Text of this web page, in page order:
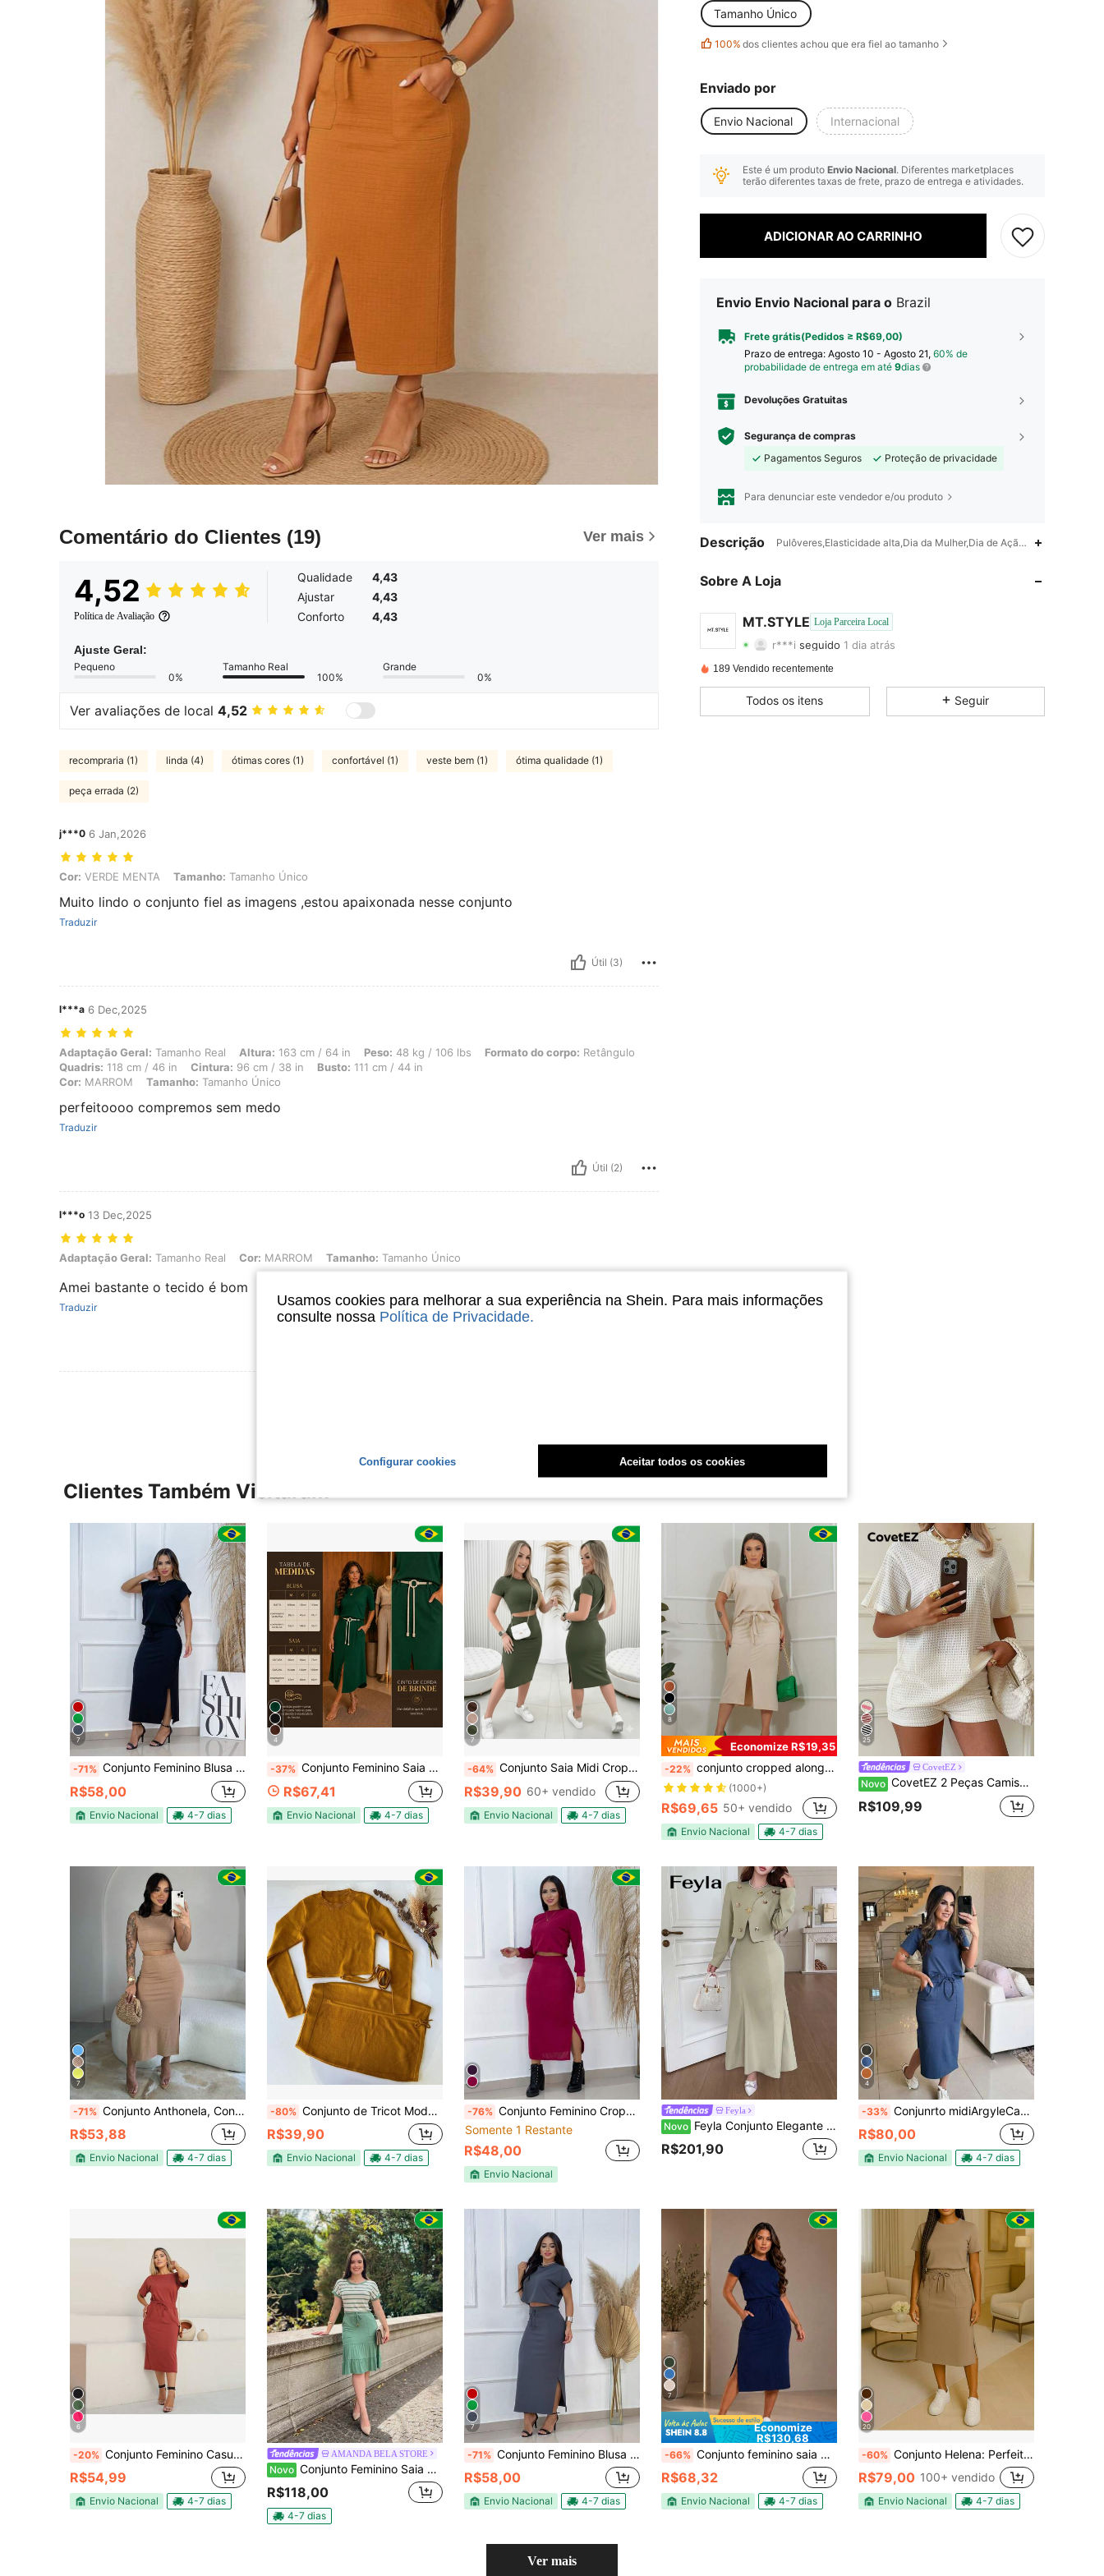
Comentário do Clientes (19) Ver mais
4,52
Política de Avaliação
Qualidade
4,43
Ajustar
4,43
Conforto
4,43
Ajuste Geral:
Pequeno
0%
Tamanho Real
100%
Grande
0%
Ver avaliações de local 4,52
recompraria (1) linda (4) ótimas cores (1) confortável (1) veste bem (1) ótima qualidade (1)
peça errada (2)
j***0 6 Jan,2026
Cor: VERDE MENTA, Tamanho: Tamanho Único
Cor: VERDE MENTA Tamanho: Tamanho Único
Muito lindo o conjunto fiel as imagens ,estou apaixonada nesse conjunto
Traduzir
Útil (3)
l***a 6 Dec,2025
Adaptação Geral: Tamanho Real, Altura: 163 cm / 64 in, Peso: 48 kg / 106 lbs, Formato do corpo: Retângulo, Quadris: 118 cm / 46 in, Cintura: 96 cm / 38 in, Busto: 111 cm / 44 in, Cor: MARROM, Tamanho: Tamanho Único
Adaptação Geral: Tamanho Real Altura: 163 cm / 64 in Peso: 48 kg / 106 lbs Formato do corpo: Retângulo
Quadris: 118 cm / 46 in Cintura: 96 cm / 38 in Busto: 111 cm / 44 in
Cor: MARROM Tamanho: Tamanho Único
perfeitoooo compremos sem medo
Traduzir
Útil (2)
l***o 13 Dec,2025
Adaptação Geral: Tamanho Real, Cor: MARROM, Tamanho: Tamanho Único
Adaptação Geral: Tamanho Real Cor: MARROM Tamanho: Tamanho Único
Amei bastante o tecido é bom
Traduzir
Tamanho Único
100% dos clientes achou que era fiel ao tamanho
Enviado por
Envio Nacional Internacional
Este é um produto Envio Nacional. Diferentes marketplaces
terão diferentes taxas de frete, prazo de entrega e atividades.
ADICIONAR AO CARRINHO
Envio Envio Nacional para o Brazil
Frete grátis(Pedidos ≥ R$69,00)
Prazo de entrega: Agosto 10 - Agosto 21, 60% de
probabilidade de entrega em até 9dias
Devoluções Gratuitas
Segurança de compras
Pagamentos Seguros
Proteção de privacidade
Para denunciar este vendedor e/ou produto
Descrição Pulôveres,Elasticidade alta,Dia da Mulher,Dia de Ação de Graças,Natal
Sobre A Loja
MT.STYLE Loja Parceira Local
4,85 12 436
4,85
12
seguido1 dia atrás
4,85 Classificação 12Itens
4,85 12 436
189 Vendido recentemente
Todos os itens Seguir
Clientes Também Visitaram
7
-71% Conjunto Feminino Blusa Cropped e Saia Long
R$58,00
Envio Nacional 4-7 dias
4
-37% Conjunto Feminino Saia Midi Com Recorte e Blusa Meia Manga
R$67,41
Envio Nacional 4-7 dias
7
-64% Conjunto Saia Midi Cropped Canelado Com Fenda Lateral Conforto Estilo Feminina Blusa Moda Blogueira Manga Curta
R$39,90 60+ vendido
Envio Nacional 4-7 dias
8
Economize R$19,35
-22% conjunto cropped alongado despojado feminino + saia midi com fenda frontal moletinho para trabalho ou passeio
(1000+)
R$69,65 50+ vendido
Envio Nacional 4-7 dias
25
CovetEZ
Novo CovetEZ 2 Peças Camiseta Feminina Solta com Gola Redonda Listrada e Calça Listrada com Cintura Elástica, Conjunto Estilo Suéter Primavera/Verão, Estilo Primavera/Verão, Amarelo Creme, Conjunto Casual, Ano Novo, Conjunto Natal Pai-Filho, Conjunto Casual Feminino, Conjunto 2 Peças Marrom, Roupas Femininas de Primavera
R$109,99
7
-71% Conjunto Anthonela, Conjunto Feminino Saia e Cropped, com detalhe e amarração na parte das costas, cintura alta efeito modelador com fendas laterais canelado grosso de alta elasticidade conjunto blogueira estilo moda gringa
R$53,88
Envio Nacional 4-7 dias
-80% Conjunto de Tricot Modal Saia com Fenda Ajustável Blusa Manga Longa com Cordão Amarrar Moda Feminina Casual elegante Cordão Noite
R$39,90
Envio Nacional 4-7 dias
-76% Conjunto Feminino Cropped e Saia Lãnzinha
Somente 1 Restante
R$48,00
Envio Nacional
Feyla
Novo Feyla Conjunto Elegante de Jaqueta com Decoração de Flor de Metal e Vestido Sereia para Mulheres
R$201,90
4
-33% Conjunrto midiArgyleCasualMohair (angorá)Malha ContrastemidiRuacalor
R$80,00
Envio Nacional 4-7 dias
6
-20% Conjunto Feminino Casual Blusa com Saia Midi Moletinho Viscose
R$54,99
Envio Nacional 4-7 dias
AMANDA BELA STORE
Novo Conjunto Feminino Saia Midi e Blusa Listrada Malha Premium Bolso Cordão Casual Elegante
R$118,00
4-7 dias
7
-71% Conjunto Feminino Blusa Cropped e Saia Long
R$58,00
Envio Nacional 4-7 dias
7
Economize
R$130,68
-66% Conjunto feminino saia mídi com blusa manga curta e fenda lateral respirávell Casual Tecido Bolso verão Diário verão
R$68,32
Envio Nacional 4-7 dias
20
-60% Conjunto Helena: Perfeito para quem ama moda chique, prática e cheia de personalidade.
R$79,00 100+ vendido
Envio Nacional 4-7 dias
Ver mais
Usamos cookies para melhorar a sua experiência na Shein. Para mais informações
consulte nossa Política de Privacidade.
Configurar cookies Aceitar todos os cookies